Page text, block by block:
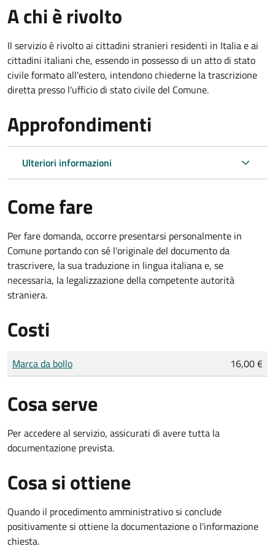
A chi è rivolto
Il servizio è rivolto ai cittadini stranieri residenti in Italia e ai
cittadini italiani che, essendo in possesso di un atto di stato
civile formato all'estero, intendono chiederne la trascrizione
diretta presso l'ufficio di stato civile del Comune.
Approfondimenti
Ulteriori informazioni
Come fare
Per fare domanda, occorre presentarsi personalmente in
Comune portando con sé l'originale del documento da
trascrivere, la sua traduzione in lingua italiana e, se
necessaria, la legalizzazione della competente autorità
straniera.
Costi
Tipo di pagamento
Importo
Marca da bollo 16,00 €
Cosa serve
Per accedere al servizio, assicurati di avere tutta la
documentazione prevista.
Cosa si ottiene
Quando il procedimento amministrativo si conclude
positivamente si ottiene la documentazione o l'informazione
chiesta.